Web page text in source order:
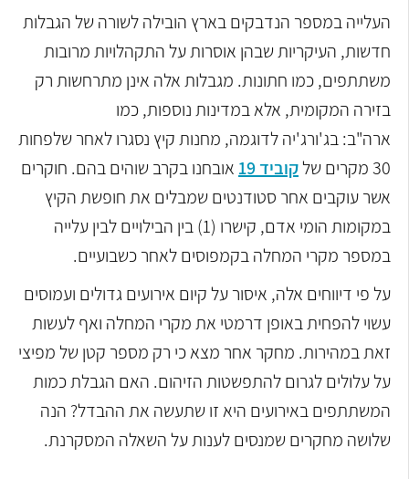
העלייה במספר הנדבקים בארץ הובילה לשורה של הגבלות
חדשות, העיקריות שבהן אוסרות על התקהלויות מרובות
משתתפים, כמו חתונות. מגבלות אלה אינן מתרחשות רק
בזירה המקומית, אלא במדינות נוספות, כמו
ארה"ב: בג'ורג'יה לדוגמה, מחנות קיץ נסגרו לאחר שלפחות
30 מקרים של
קוביד 19
אובחנו בקרב שוהים בהם. חוקרים
אשר עוקבים אחר סטודנטים שמבלים את חופשת הקיץ
במקומות הומי אדם, קישרו (1) בין הבילויים לבין עלייה
במספר מקרי המחלה בקמפוסים לאחר כשבועיים.
על פי דיווחים אלה, איסור על קיום אירועים גדולים ועמוסים
עשוי להפחית באופן דרמטי את מקרי המחלה ואף לעשות
זאת במהירות. מחקר אחר מצא כי רק מספר קטן של מפיצי
על עלולים לגרום להתפשטות הזיהום. האם הגבלת כמות
המשתתפים באירועים היא זו שתעשה את ההבדל? הנה
שלושה מחקרים שמנסים לענות על השאלה המסקרנת.